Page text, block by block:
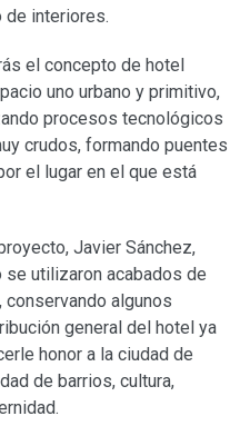
de interiores.
el concepto de hotel
uno urbano y primitivo,
procesos tecnológicos
crudos, formando puentes
el lugar en el que está
Javier Sánchez,
utilizaron acabados de
algunos
general del hotel ya
honor a la ciudad de
de barrios, cultura,